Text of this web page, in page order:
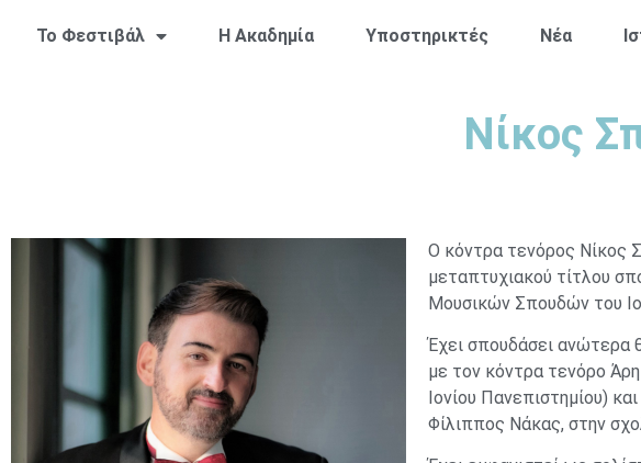
Το Φεστιβάλ H Ακαδημία Υποστηρικτές Νέα
Νίκος
Ο κόντρα τενόρος Νίκος
μεταπτυχιακού τίτλου
Μουσικών Σπουδών του
Έχει σπουδάσει ανώτερα
με τον κόντρα τενόρο
Ιονίου Πανεπιστημίου)
Φίλιππος Νάκας, στην